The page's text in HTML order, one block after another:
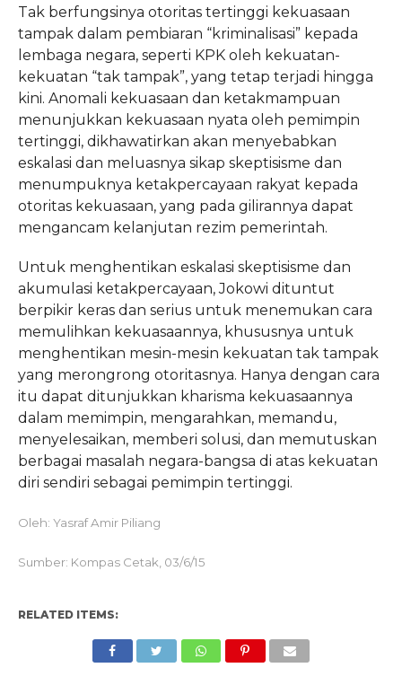
Tak berfungsinya otoritas tertinggi kekuasaan
tampak dalam pembiaran “kriminalisasi” kepada
lembaga negara, seperti KPK oleh kekuatan-
kekuatan “tak tampak”, yang tetap terjadi hingga
kini. Anomali kekuasaan dan ketakmampuan
menunjukkan kekuasaan nyata oleh pemimpin
tertinggi, dikhawatirkan akan menyebabkan
eskalasi dan meluasnya sikap skeptisisme dan
menumpuknya ketakpercayaan rakyat kepada
otoritas kekuasaan, yang pada gilirannya dapat
mengancam kelanjutan rezim pemerintah.
Untuk menghentikan eskalasi skeptisisme dan
akumulasi ketakpercayaan, Jokowi dituntut
berpikir keras dan serius untuk menemukan cara
memulihkan kekuasaannya, khususnya untuk
menghentikan mesin-mesin kekuatan tak tampak
yang merongrong otoritasnya. Hanya dengan cara
itu dapat ditunjukkan kharisma kekuasaannya
dalam memimpin, mengarahkan, memandu,
menyelesaikan, memberi solusi, dan memutuskan
berbagai masalah negara-bangsa di atas kekuatan
diri sendiri sebagai pemimpin tertinggi.
Oleh: Yasraf Amir Piliang
Sumber: Kompas Cetak, 03/6/15
RELATED ITEMS: